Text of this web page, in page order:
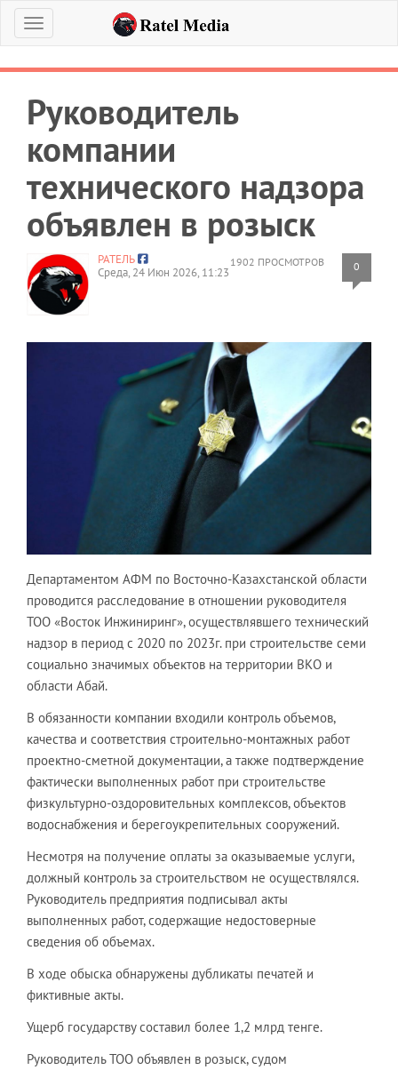
Меню
Руководитель
компании
технического надзора
объявлен в розыск
1902 ПРОСМОТРОВ 0
РАТЕЛЬ
Среда, 24 Июн 2026, 11:23
Департаментом АФМ по Восточно-Казахстанской области
проводится расследование в отношении руководителя
ТОО «Восток Инжиниринг», осуществлявшего технический
надзор в период с 2020 по 2023г. при строительстве семи
социально значимых объектов на территории ВКО и
области Абай.
В обязанности компании входили контроль объемов,
качества и соответствия строительно-монтажных работ
проектно-сметной документации, а также подтверждение
фактически выполненных работ при строительстве
физкультурно-оздоровительных комплексов, объектов
водоснабжения и берегоукрепительных сооружений.
Несмотря на получение оплаты за оказываемые услуги,
должный контроль за строительством не осуществлялся.
Руководитель предприятия подписывал акты
выполненных работ, содержащие недостоверные
сведения об объемах.
В ходе обыска обнаружены дубликаты печатей и
фиктивные акты.
Ущерб государству составил более 1,2 млрд тенге.
Руководитель ТОО объявлен в розыск, судом